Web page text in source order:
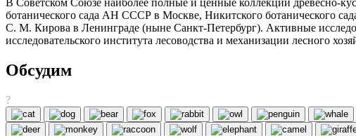
В Советском Союзе наиболее полные и ценные коллекции древесно-
ботанического сада АН СССР в Москве, Никитского ботанического
С. М. Кирова в Ленинграде (ныне Санкт-Петербург). Активные
исследовательского института лесоводства и механизации лесного
Обсудим
?